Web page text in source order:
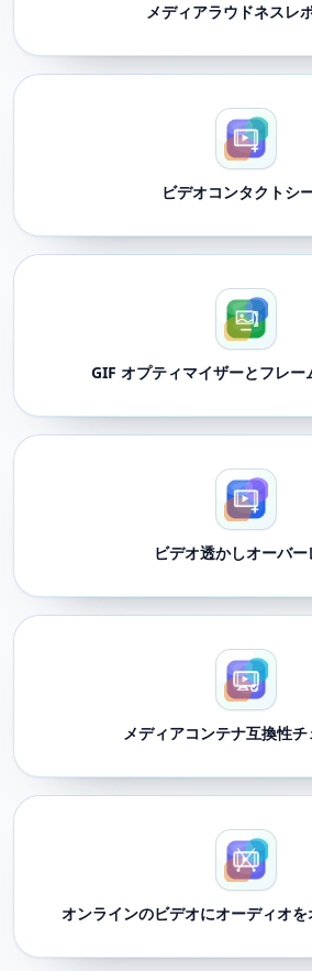
メディアラウドネスレ
ビデオコンタクトシ
GIF オプティマイザーとフレー
ビデオ透かしオーバー
メディアコンテナ互換性
オンラインのビデオにオーディオ